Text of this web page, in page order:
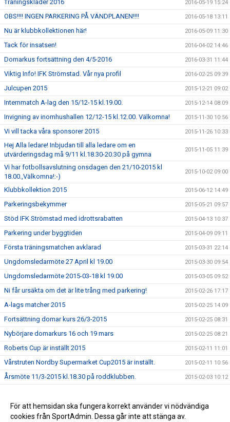
Träningskläder 2016 2016-05-19 15:24
OBS!!!! INGEN PARKERING PÅ VÄNDPLANEN!!!! 2016-05-18 13:11
Nu är klubbkollektionen här! 2016-05-09 11:30
Tack för insatsen! 2016-04-02 14:46
Domarkus fortsättning den 4/5-2016 2016-03-31 11:44
Viktig Info! IFK Strömstad. Vår nya profil 2016-02-25 09:39
Julcupen 2015 2015-12-21 09:02
Internmatch A-lag den 15/12-15 kl.19.00. 2015-12-14 08:09
Invigning av inomhushallen 12/12-15 kl.12.00. Välkomna! 2015-11-30 10:56
Vi vill tacka våra sponsorer 2015 2015-11-26 10:33
Hej Alla ledare! Inbjudan till alla ledare om en
utvärderingsdag må 9/11 kl.18.30-20.30 på gymna
2015-11-05 11:39
Vi har fotbollsavslutning onsdagen den 21/10-2015 kl
18.00.,Välkomna!:-)
2015-10-02 09:00
Klubbkollektion 2015 2015-06-12 14:49
Parkeringsbekymmer 2015-05-21 09:57
Stöd IFK Strömstad med idrottsrabatten 2015-04-13 10:37
Parkering under byggtiden 2015-04-09 09:11
Första träningsmatchen avklarad 2015-03-31 22:14
Ungdomsledarmöte 27 April kl 19.00 2015-03-30 09:54
Ungdomsledarmöte 2015-03-18 kl 19.00 2015-03-05 09:52
Ni får ursäkta om det är lite trång med parkering! 2015-02-26 17:17
A-lags matcher 2015 2015-02-25 14:09
Fortsättning domar kurs 26/3-2015 2015-02-25 08:31
Nybörjare domarkurs 16 och 19 mars 2015-02-25 08:21
Roberts Cup är inställt 2015 2015-02-11 11:01
Vårstruten Nordby Supermarket Cup2015 är inställt. 2015-02-11 10:56
Årsmöte 11/3-2015 kl.18.30 på roddklubben. 2015-02-03 10:12
Upptaktsmöte för TIFs målvaktsskola 2015. 2015-01-19 09:33
GOD JUL OCH GOTT NYTT ÅR 2014-12-19 14:11
För att hemsidan ska fungera korrekt använder vi nödvändiga
cookies från SportAdmin. Dessa går inte att stänga av.